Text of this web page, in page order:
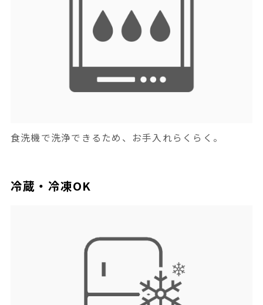
食洗機で洗浄できるため、お手入れらくらく。
冷蔵・冷凍OK